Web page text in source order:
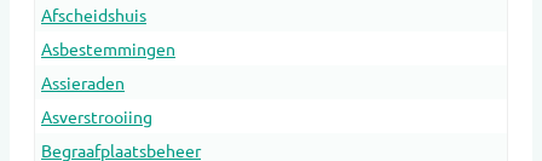
Afscheidshuis
Asbestemmingen
Assieraden
Asverstrooiing
Begraafplaatsbeheer